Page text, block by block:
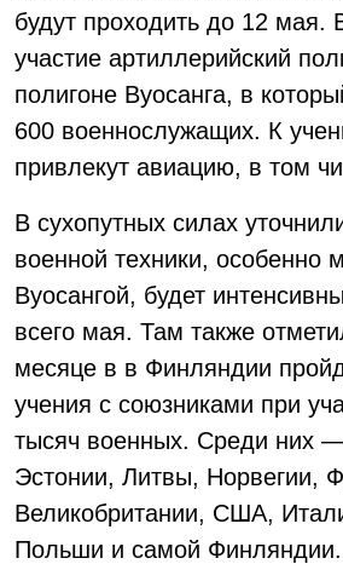
будут проходить до 12 мая.
участие артиллерийский
полигоне Вуосанга, в
600 военнослужащих. К
привлекут авиацию, в том
В сухопутных силах
военной техники, особенно
Вуосангой, будет
всего мая. Там также
месяце в в Финляндии
учения с союзниками при
тысяч военных. Среди них
Эстонии, Литвы, Норвегии,
Великобритании, США,
Польши и самой Финляндии.